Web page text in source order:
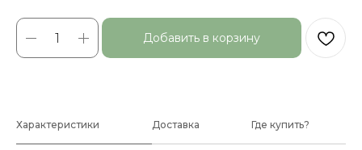
Добавить в корзину
Характеристики Доставка Где купить?